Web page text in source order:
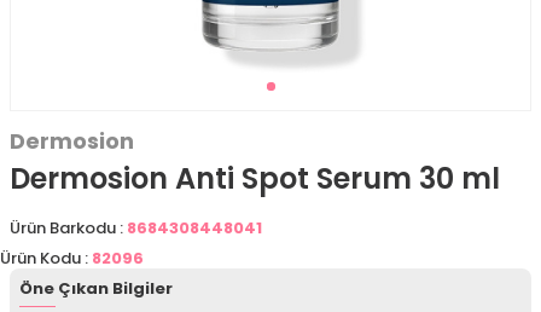
Dermosion
Dermosion Anti Spot Serum 30 ml
Ürün Barkodu : 8684308448041
Ürün Kodu : 82096
Öne Çıkan Bilgiler